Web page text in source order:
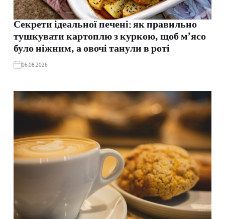
Секрети ідеальної печені: як правильно
тушкувати картоплю з куркою, щоб м’ясо
було ніжним, а овочі танули в роті
06.08.2026